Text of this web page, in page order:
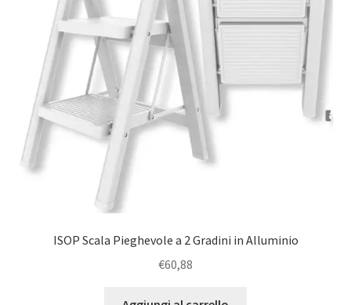
ISOP Scala Pieghevole a 2 Gradini in Alluminio
€60,88